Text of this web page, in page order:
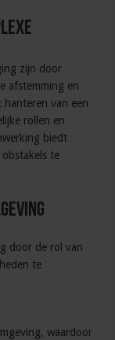
zijn door
afstemming en
hanteren van een
rollen en
biedt
te
door de rol van
te
waardoor